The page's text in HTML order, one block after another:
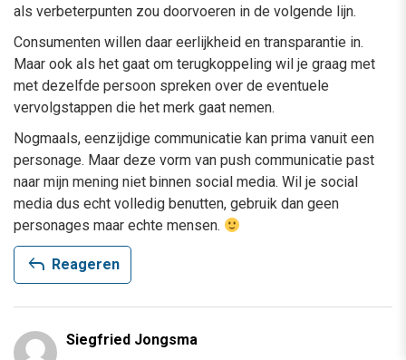
als verbeterpunten zou doorvoeren in de volgende lijn.
Consumenten willen daar eerlijkheid en transparantie in.
Maar ook als het gaat om terugkoppeling wil je graag met
met dezelfde persoon spreken over de eventuele
vervolgstappen die het merk gaat nemen.
Nogmaals, eenzijdige communicatie kan prima vanuit een
personage. Maar deze vorm van push communicatie past
naar mijn mening niet binnen social media. Wil je social
media dus echt volledig benutten, gebruik dan geen
personages maar echte mensen.
reply Reageren
Siegfried Jongsma